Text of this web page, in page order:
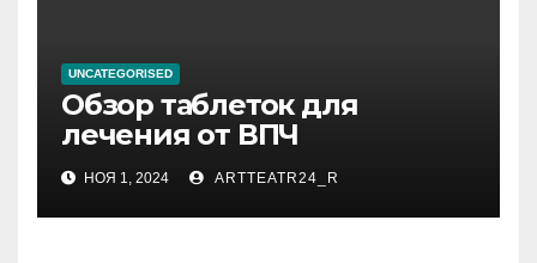
UNCATEGORISED
Обзор таблеток для
лечения от ВПЧ
НОЯ 1, 2024 ARTTEATR24_R